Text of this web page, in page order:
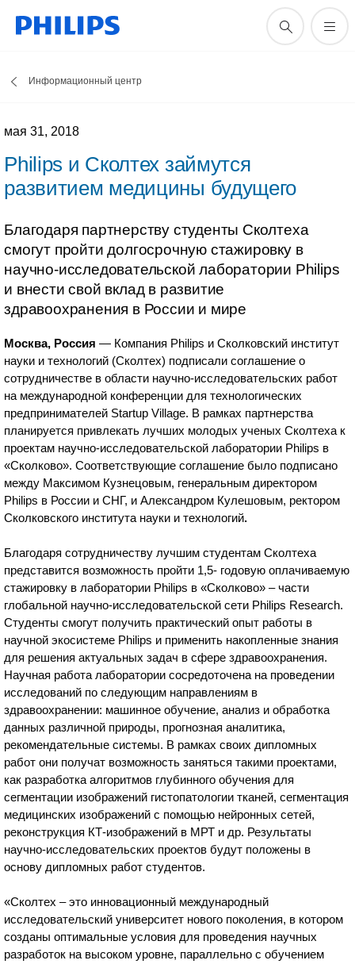
Информационный центр
мая 31, 2018
Philips и Сколтех займутся
развитием медицины будущего
Благодаря партнерству студенты Сколтеха
смогут пройти долгосрочную стажировку в
научно-исследовательской лаборатории Philips
и внести свой вклад в развитие
здравоохранения в России и мире
Москва, Россия— Компания Philips и Сколковский институт
науки и технологий (Сколтех) подписали соглашение о
сотрудничестве в области научно-исследовательских работ
на международной конференции для технологических
предпринимателей Startup Village. В рамках партнерства
планируется привлекать лучших молодых ученых Сколтеха к
проектам научно-исследовательской лаборатории Philips в
«Сколково». Соответствующие соглашение было подписано
между Максимом Кузнецовым, генеральным директором
Philips в России и СНГ, и Александром Кулешовым, ректором
Сколковского института науки и технологий.
Благодаря сотрудничеству лучшим студентам Сколтеха
представится возможность пройти 1,5- годовую оплачиваемую
стажировку в лаборатории Philips в «Сколково» – части
глобальной научно-исследовательской сети Philips Research.
Студенты смогут получить практический опыт работы в
научной экосистеме Philips и применить накопленные знания
для решения актуальных задач в сфере здравоохранения.
Научная работа лаборатории сосредоточена на проведении
исследований по следующим направлениям в
здравоохранении: машинное обучение, анализ и обработка
данных различной природы, прогнозная аналитика,
рекомендательные системы. В рамках своих дипломных
работ они получат возможность заняться такими проектами,
как разработка алгоритмов глубинного обучения для
сегментации изображений гистопатологии тканей, сегментация
медицинских изображений с помощью нейронных сетей,
реконструкция КТ-изображений в МРТ и др. Результаты
научно-исследовательских проектов будут положены в
основу дипломных работ студентов.
«Сколтех – это инновационный международный
исследовательский университет нового поколения, в котором
созданы оптимальные условия для проведения научных
разработок на высоком уровне, параллельно с обучением